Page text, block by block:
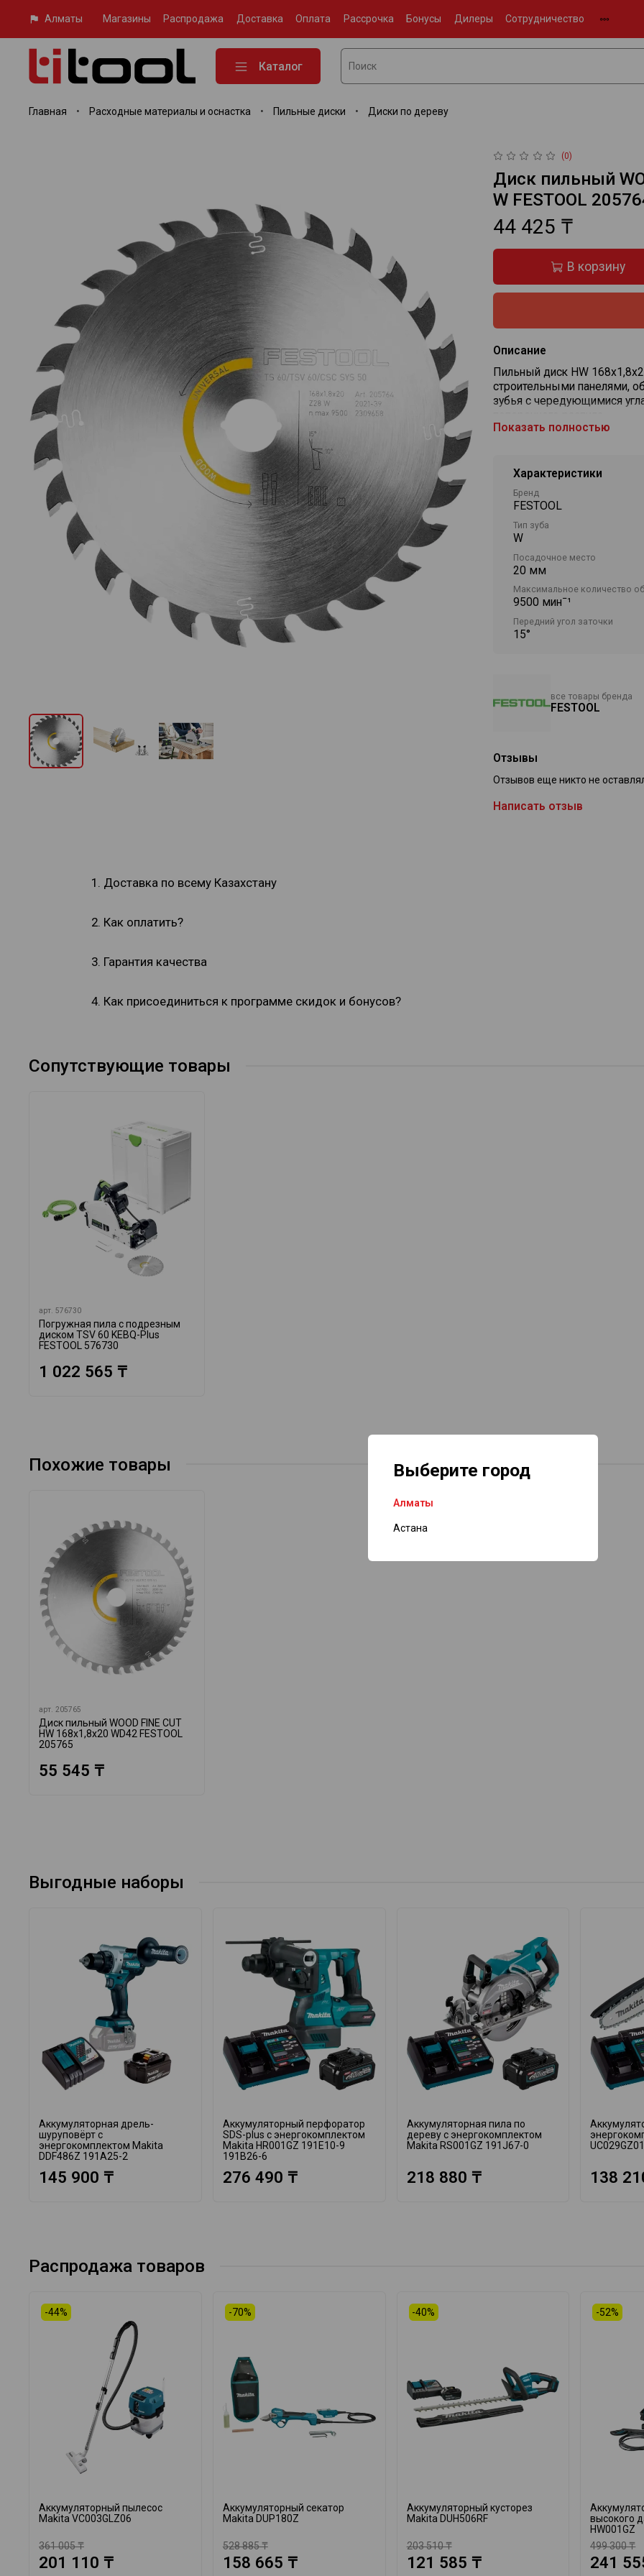
Алматы Магазины Распродажа Доставка Оплата Рассрочка Бонусы Дилеры Сотрудничество
Каталог
Выберите город
Алматы
Астана
Главная Расходные материалы и оснастка Пильные диски Диски по дереву
(0)
Диск пильный
W FESTOOL
44 425 ₸
В корзину
Описание
Пильный диск HW
строительными панелями,
зубья с чередующимися
Идеально подходит для TS
Показать полностью
Характеристики
Бренд
FESTOOL
Тип зуба
W
Посадочное место
20 мм
Максимальное количество
9500 минˉ¹
Передний угол заточки
15°
все товары бренда
FESTOOL
Отзывы
Отзывов еще никто не
Написать отзыв
1. Доставка по всему Казахстану
2. Как оплатить?
3. Гарантия качества
4. Как присоединиться к программе скидок и бонусов?
Сопутствующие товары
арт.576730
Погружная пила с подрезным
диском TSV 60 KEBQ-Plus
FESTOOL 576730
1 022 565 ₸
Похожие товары
арт.205765
Диск пильный WOOD FINE CUT
HW 168x1,8x20 WD42 FESTOOL
205765
55 545 ₸
Выгодные наборы
Аккумуляторная дрель-
шуруповёрт с
энергокомплектом Makita
DDF486Z 191A25-2
145 900 ₸
Аккумуляторный перфоратор
SDS-plus с энергокомплектом
Makita HR001GZ 191E10-9
191B26-6
276 490 ₸
Аккумуляторная пила по
дереву с энергокомплектом
Makita RS001GZ 191J67-0
218 880 ₸ 138
Распродажа товаров
-44%
Аккумуляторный пылесос
Makita VC003GLZ06
361 005 ₸
201 110 ₸
-70%
Аккумуляторный секатор
Makita DUP180Z
528 885 ₸
158 665 ₸
-40%
Аккумуляторный кусторез
Makita DUH506RF
203 510 ₸
121 585 ₸
-52%
высокого
HW001GZ
499 300 ₸
241